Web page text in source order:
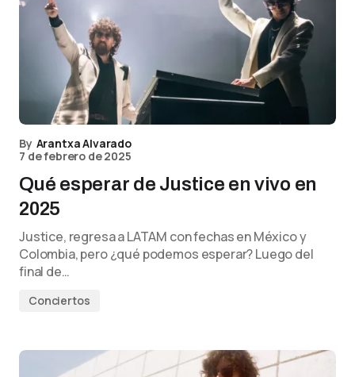
By Arantxa Alvarado
7 de febrero de 2025
Qué esperar de Justice en vivo en
2025
Justice, regresa a LATAM con fechas en México y
Colombia, pero ¿qué podemos esperar? Luego del
final de…
Conciertos